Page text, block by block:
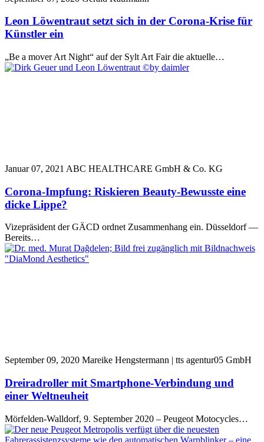
Leon Löwentraut setzt sich in der Corona-Krise für
Künstler ein
„Be a mover Art Night“ auf der Sylt Art Fair die aktuelle…
Januar 07, 2021 ABC HEALTHCARE GmbH & Co. KG
Corona-Impfung: Riskieren Beauty-Bewusste eine
dicke Lippe?
Vizepräsident der GÄCD ordnet Zusammenhang ein. Düsseldorf —
Bereits…
September 09, 2020 Mareike Hengstermann | tts agentur05 GmbH
Dreiradroller mit Smartphone-Verbindung und
einer Weltneuheit
Mörfelden-Walldorf, 9. September 2020 – Peugeot Motocycles…